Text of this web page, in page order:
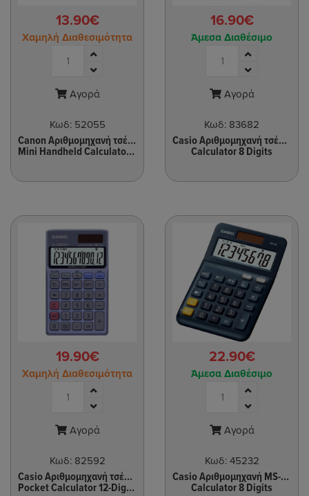
13.90€
Χαμηλή Διαθεσιμότητα
Αγορά
Κωδ: 52055
Canon Αριθμομηχανή τσέπης mini LS-39E
Mini Handheld Calculator 8 Digits
16.90€
Άμεσα Διαθέσιμο
Αγορά
Κωδ: 83682
Casio Αριθμομηχανή τσέπης SL-300VER
Calculator 8 Digits
19.90€
Χαμηλή Διαθεσιμότητα
Αγορά
Κωδ: 82592
Casio Αριθμομηχανή τσέπης Casio SL-320TER
Pocket Calculator 12-Digits
22.90€
Άμεσα Διαθέσιμο
Αγορά
Κωδ: 45232
Casio Αριθμομηχανή MS-8Ε
Calculator 8 Digits